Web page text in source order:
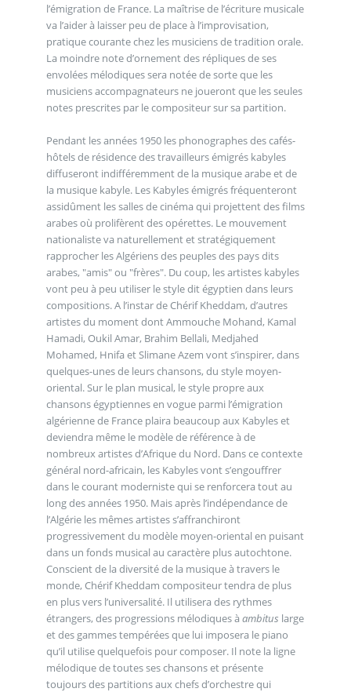
l’émigration de France. La maîtrise de l’écriture musicale
va l’aider à laisser peu de place à l’improvisation,
pratique courante chez les musiciens de tradition orale.
La moindre note d’ornement des répliques de ses
envolées mélodiques sera notée de sorte que les
musiciens accompagnateurs ne joueront que les seules
notes prescrites par le compositeur sur sa partition.
Pendant les années 1950 les phonographes des cafés-
hôtels de résidence des travailleurs émigrés kabyles
diffuseront indifféremment de la musique arabe et de
la musique kabyle. Les Kabyles émigrés fréquenteront
assidûment les salles de cinéma qui projettent des films
arabes où prolifèrent des opérettes. Le mouvement
nationaliste va naturellement et stratégiquement
rapprocher les Algériens des peuples des pays dits
arabes, "amis" ou "frères". Du coup, les artistes kabyles
vont peu à peu utiliser le style dit égyptien dans leurs
compositions. A l’instar de Chérif Kheddam, d’autres
artistes du moment dont Ammouche Mohand, Kamal
Hamadi, Oukil Amar, Brahim Bellali, Medjahed
Mohamed, Hnifa et Slimane Azem vont s’inspirer, dans
quelques-unes de leurs chansons, du style moyen-
oriental. Sur le plan musical, le style propre aux
chansons égyptiennes en vogue parmi l’émigration
algérienne de France plaira beaucoup aux Kabyles et
deviendra même le modèle de référence à de
nombreux artistes d’Afrique du Nord. Dans ce contexte
général nord-africain, les Kabyles vont s’engouffrer
dans le courant moderniste qui se renforcera tout au
long des années 1950. Mais après l’indépendance de
l’Algérie les mêmes artistes s’affranchiront
progressivement du modèle moyen-oriental en puisant
dans un fonds musical au caractère plus autochtone.
Conscient de la diversité de la musique à travers le
monde, Chérif Kheddam compositeur tendra de plus
en plus vers l’universalité. Il utilisera des rythmes
étrangers, des progressions mélodiques à ambitus large
et des gammes tempérées que lui imposera le piano
qu’il utilise quelquefois pour composer. Il note la ligne
mélodique de toutes ses chansons et présente
toujours des partitions aux chefs d’orchestre qui